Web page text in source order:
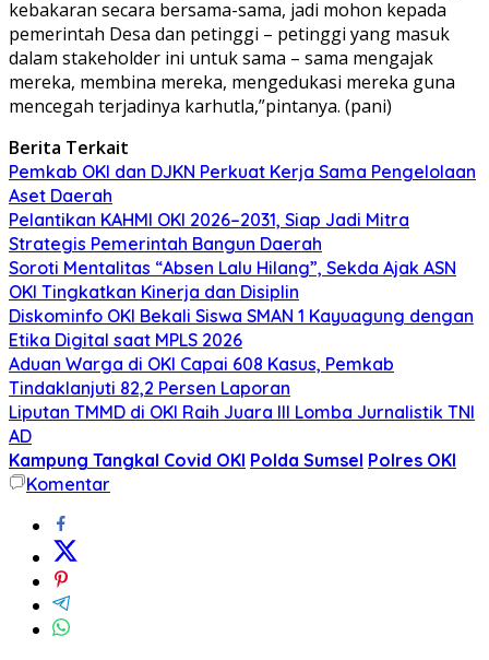
kebakaran secara bersama-sama, jadi mohon kepada
pemerintah Desa dan petinggi – petinggi yang masuk
dalam stakeholder ini untuk sama – sama mengajak
mereka, membina mereka, mengedukasi mereka guna
mencegah terjadinya karhutla,”pintanya. (pani)
Berita Terkait
Pemkab OKI dan DJKN Perkuat Kerja Sama Pengelolaan
Aset Daerah
Pelantikan KAHMI OKI 2026–2031, Siap Jadi Mitra
Strategis Pemerintah Bangun Daerah
Soroti Mentalitas “Absen Lalu Hilang”, Sekda Ajak ASN
OKI Tingkatkan Kinerja dan Disiplin
Diskominfo OKI Bekali Siswa SMAN 1 Kayuagung dengan
Etika Digital saat MPLS 2026
Aduan Warga di OKI Capai 608 Kasus, Pemkab
Tindaklanjuti 82,2 Persen Laporan
Liputan TMMD di OKI Raih Juara III Lomba Jurnalistik TNI
AD
Kampung Tangkal Covid OKI Polda Sumsel Polres OKI
Komentar